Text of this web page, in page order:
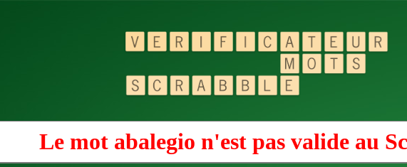
Le mot abalegio n'est pas valide au